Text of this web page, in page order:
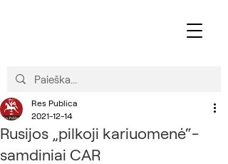
Rusijos „pilkoji kariuomenė“-
samdiniai CAR
Res Publica
2021-12-14